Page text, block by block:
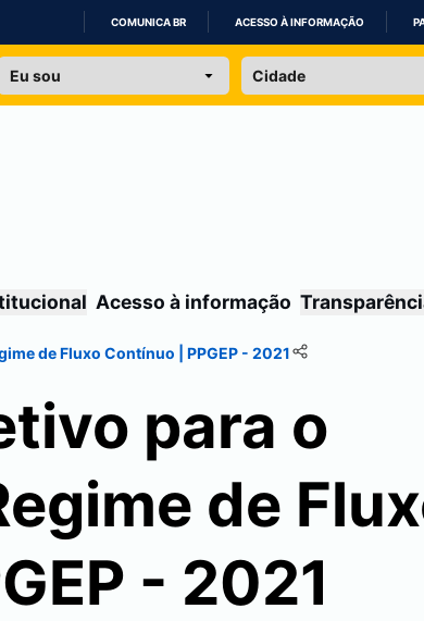
IR
COMUNICA BR ACESSO À INFORMAÇÃO
Acesso à informação
de Fluxo Contínuo | PPGEP - 2021
para o
de
- 2021